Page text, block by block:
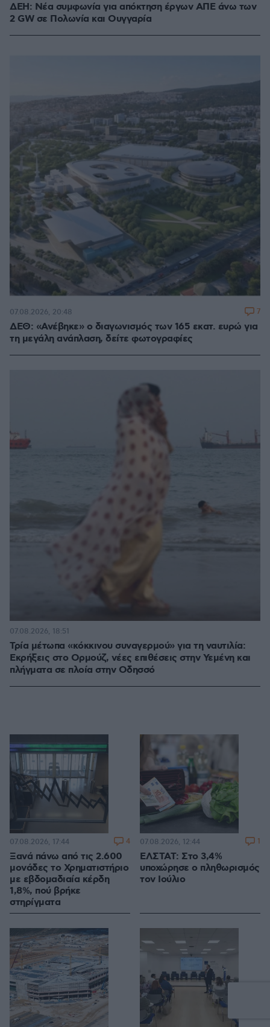
ΔΕΗ: Νέα συμφωνία για απόκτηση έργων ΑΠΕ άνω των
2 GW σε Πολωνία και Ουγγαρία
ΔΕΘ: «Ανέβηκε» ο διαγωνισμός των 165 εκατ. ευρώ για
τη μεγάλη ανάπλαση, δείτε φωτογραφίες
07.08.2026, 20:48 7
Τρία μέτωπα «κόκκινου συναγερμού» για τη ναυτιλία:
Εκρήξεις στο Ορμούζ, νέες επιθέσεις στην Υεμένη και
πλήγματα σε πλοία στην Οδησσό
07.08.2026, 18:51
Ξανά πάνω από τις 2.600
μονάδες το Χρηματιστήριο
με εβδομαδιαία κέρδη
1,8%, πού βρήκε
στηρίγματα
07.08.2026, 17:44 4
ΕΛΣΤΑΤ: Στο 3,4%
υποχώρησε ο πληθωρισμός
τον Ιούλιο
07.08.2026, 12:44 1